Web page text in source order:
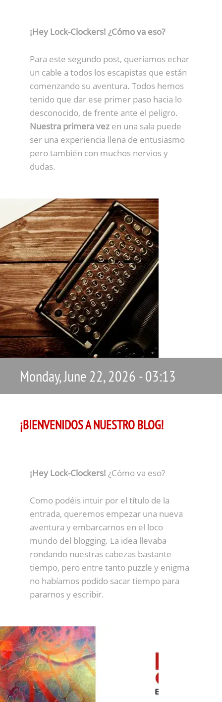
¡Hey Lock-Clockers! ¿Cómo va eso?
Para este segundo post, queríamos echar
un cable a todos los escapistas que están
comenzando su aventura. Todos hemos
tenido que dar ese primer paso hacia lo
desconocido, de frente ante el peligro.
Nuestra primera vez en una sala puede
ser una experiencia llena de entusiasmo
pero también con muchos nervios y
dudas.
Monday, June 22, 2026 - 03:13
¡BIENVENIDOS A NUESTRO BLOG!
¡Hey Lock-Clockers! ¿Cómo va eso?
Como podéis intuir por el título de la
entrada, queremos empezar una nueva
aventura y embarcarnos en el loco
mundo del blogging. La idea llevaba
rondando nuestras cabezas bastante
tiempo, pero entre tanto puzzle y enigma
no habíamos podido sacar tiempo para
pararnos y escribir.